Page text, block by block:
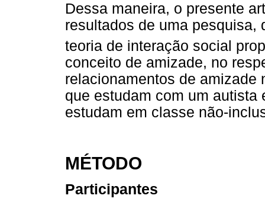
Dessa maneira, o presente
resultados de uma pesquisa,
teoria de interação social
conceito de amizade, no
relacionamentos de amizade
que estudam com um
estudam em classe não-
MÉTODO
Participantes